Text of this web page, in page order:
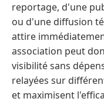
reportage, d'une
ou d'une diffusion
attire
association peut
visibilité sans
relayées sur
et maximisent